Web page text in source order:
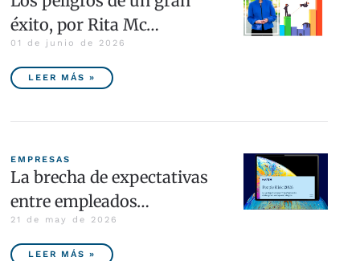
éxito, por Rita Mc…
01 de junio de 2026
LEER MÁS »
EMPRESAS
La brecha de expectativas
entre empleados…
21 de may de 2026
LEER MÁS »